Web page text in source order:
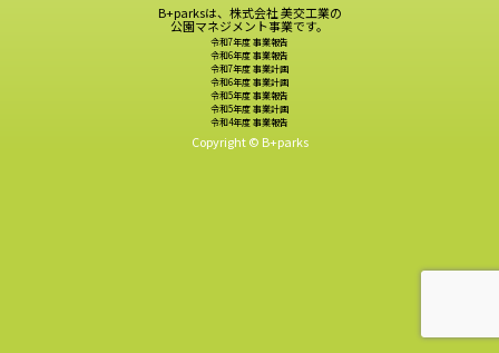
B+parksは、株式会社 美交工業の
公園マネジメント事業です。
令和7年度 事業報告
令和6年度 事業報告
令和7年度 事業計画
令和6年度 事業計画
令和5年度 事業報告
令和5年度 事業計画
令和4年度 事業報告
Copyright © B+parks